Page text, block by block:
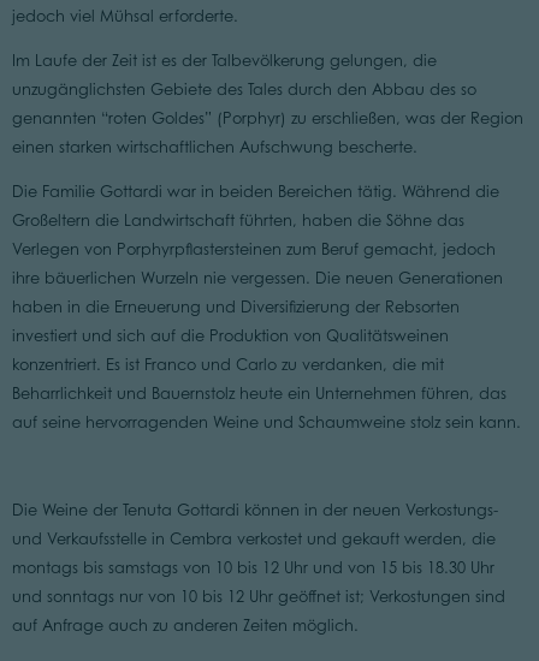
jedoch viel Mühsal erforderte.
Im Laufe der Zeit ist es der Talbevölkerung gelungen, die
unzugänglichsten Gebiete des Tales durch den Abbau des so
genannten “roten Goldes” (Porphyr) zu erschließen, was der Region
einen starken wirtschaftlichen Aufschwung bescherte.
Die Familie Gottardi war in beiden Bereichen tätig. Während die
Großeltern die Landwirtschaft führten, haben die Söhne das
Verlegen von Porphyrpflastersteinen zum Beruf gemacht, jedoch
ihre bäuerlichen Wurzeln nie vergessen. Die neuen Generationen
haben in die Erneuerung und Diversifizierung der Rebsorten
investiert und sich auf die Produktion von Qualitätsweinen
konzentriert. Es ist Franco und Carlo zu verdanken, die mit
Beharrlichkeit und Bauernstolz heute ein Unternehmen führen, das
auf seine hervorragenden Weine und Schaumweine stolz sein kann.
Die Weine der Tenuta Gottardi können in der neuen Verkostungs-
und Verkaufsstelle in Cembra verkostet und gekauft werden, die
montags bis samstags von 10 bis 12 Uhr und von 15 bis 18.30 Uhr
und sonntags nur von 10 bis 12 Uhr geöffnet ist; Verkostungen sind
auf Anfrage auch zu anderen Zeiten möglich.